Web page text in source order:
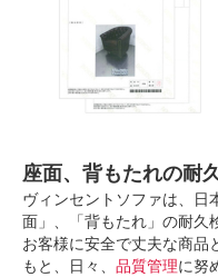
座面、背もたれの耐
ヴィンセントソファは、日
面」、「背もたれ」の耐久
お客様に安全で丈夫な商品
もと、日々、 品質管理に努